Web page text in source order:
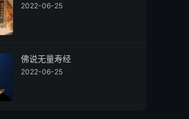
2022-06-25
佛说无量寿经
2022-06-25